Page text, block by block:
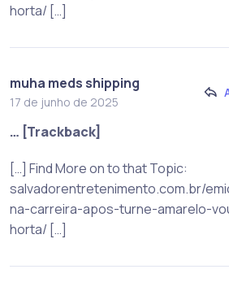
horta/ […]
muha meds shipping
17 de junho de 2025
… [Trackback]
[…] Find More on to that Topic:
salvadorentretenimento.com.br/
na-carreira-apos-turne-amarelo-
horta/ […]